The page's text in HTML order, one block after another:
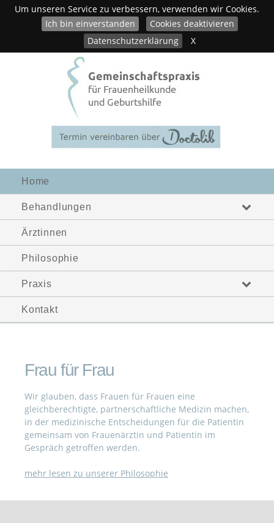
Um unseren Service zu verbessern, verwenden wir Cookies.
Ich bin einverstanden
Cookies deaktivieren
Datenschutzerklärung
X
Home
Behandlungen
Ärztinnen
Philosophie
Praxis
Kontakt
Frau für Frau
Wir glauben, dass Frauen für Frauen eine
gleichberechtigte, partnerschaftliche Medizin machen,
in der medizinische Entscheidungen für die Patientin
gemeinsam von Frauenärztin und Patientin im
Gespräch getroffen werden.
mehr lesen zu unserer Philosophie